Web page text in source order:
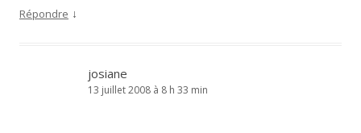
Répondre ↓
josiane
13 juillet 2008 à 8 h 33 min